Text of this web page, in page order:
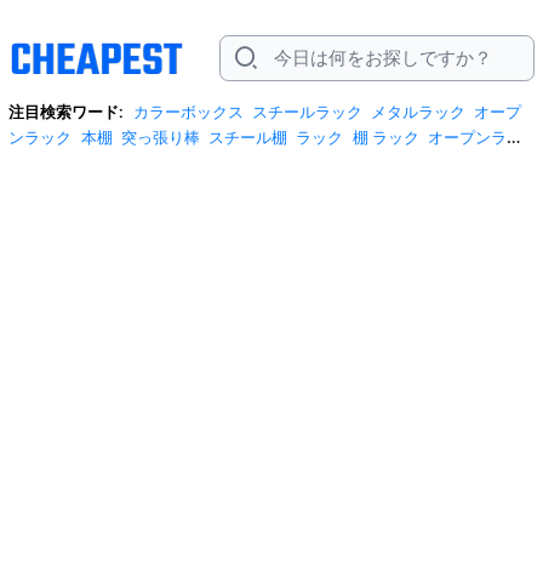
注目検索ワード: カラーボックス スチールラック メタルラック オープ
ンラック 本棚 突っ張り棒 スチール棚 ラック 棚 ラック オープンラッ